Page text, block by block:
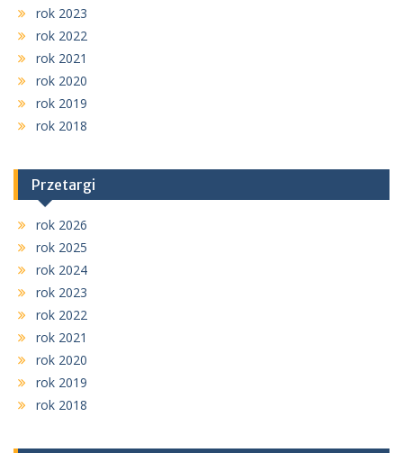
rok 2023
rok 2022
rok 2021
rok 2020
rok 2019
rok 2018
Przetargi
rok 2026
rok 2025
rok 2024
rok 2023
rok 2022
rok 2021
rok 2020
rok 2019
rok 2018